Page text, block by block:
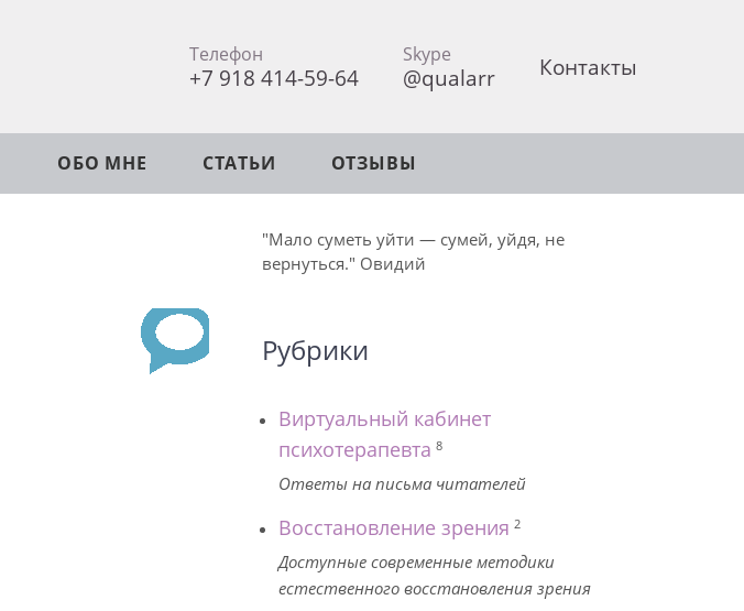
Телефон
+7 918 414-59-64
Skype
@qualarr Контакты
ОБО МНЕ СТАТЬИ ОТЗЫВЫ
"Мало суметь уйти — сумей, уйдя, не
вернуться." Овидий
Рубрики
Виртуальный кабинет
психотерапевта 8
Ответы на письма читателей
Восстановление зрения 2
Доступные современные методики
естественного восстановления зрения